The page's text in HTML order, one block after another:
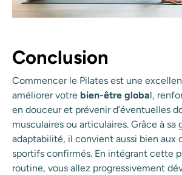
Conclusion
Commencer le Pilates est une
améliorer votre bien-être global,
en douceur et prévenir d’éventuelles
musculaires ou articulaires. Grâce à sa
adaptabilité, il convient aussi bien aux
sportifs confirmés. En intégrant cette
routine, vous allez progressivement